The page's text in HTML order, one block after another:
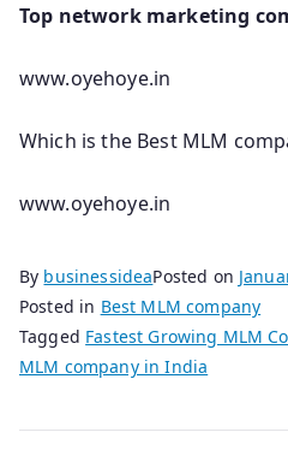
Top network marketing
www.oyehoye.in
Which is the Best MLM
www.oyehoye.in
By businessideaPosted on
Posted in Best MLM company
Tagged Fastest Growing MLM
MLM company in India